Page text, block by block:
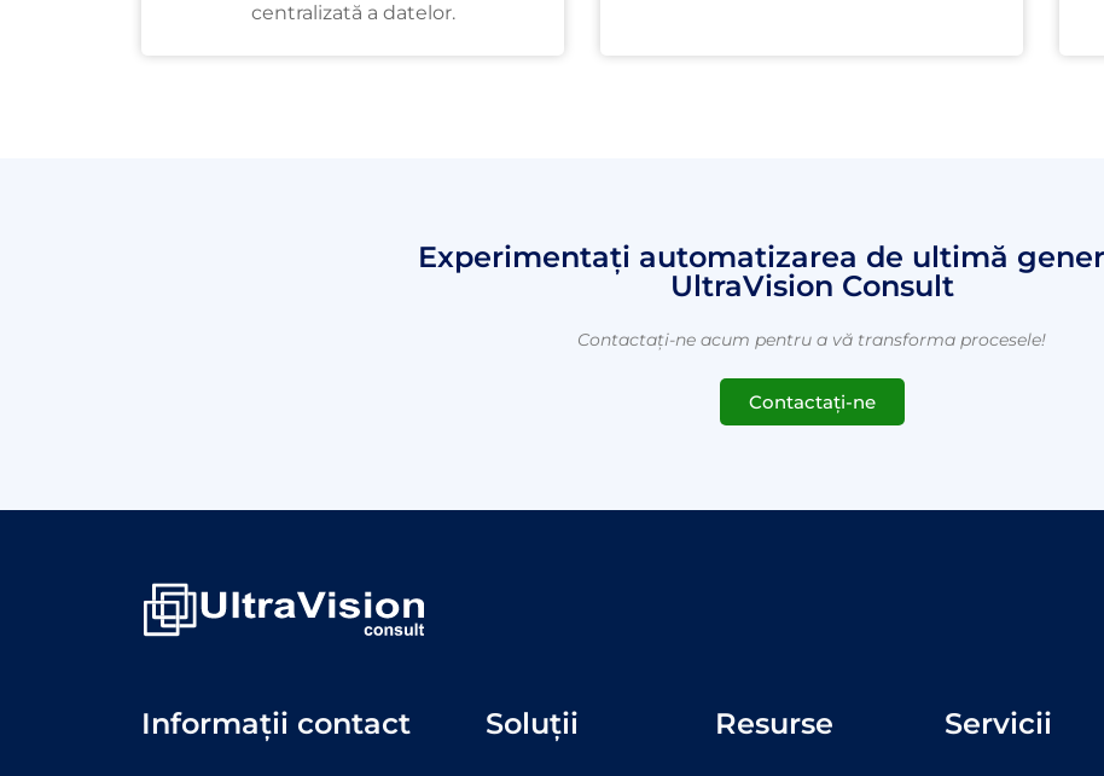
centralizată a datelor.
Experimentați automatizarea de ultimă
UltraVision Consult
Contactați-ne acum pentru a vă transforma procesele!
Contactați-ne
Informații contact Soluții Resurse Servicii